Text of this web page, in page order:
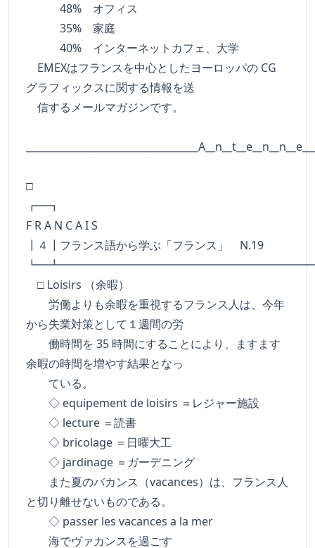
48% オフィス
35% 家庭
40% インターネットカフェ、大学
EMEXはフランスを中心としたヨーロッパの CG
グラフィックスに関する情報を送
信するメールマガジンです。
□
F R A N C A I S
┃４┃フランス語から学ぶ「フランス」 N.19
□ Loisirs （余暇）
労働よりも余暇を重視するフランス人は、今年
から失業対策として１週間の労
働時間を 35 時間にすることにより、ますます
余暇の時間を増やす結果となっ
ている。
◇ equipement de loisirs ＝レジャー施設
◇ lecture ＝読書
◇ bricolage ＝日曜大工
◇ jardinage ＝ガーデニング
また夏のバカンス（vacances）は、フランス人
と切り離せないものである。
◇ passer les vacances a la mer
海でヴァカンスを過ごす